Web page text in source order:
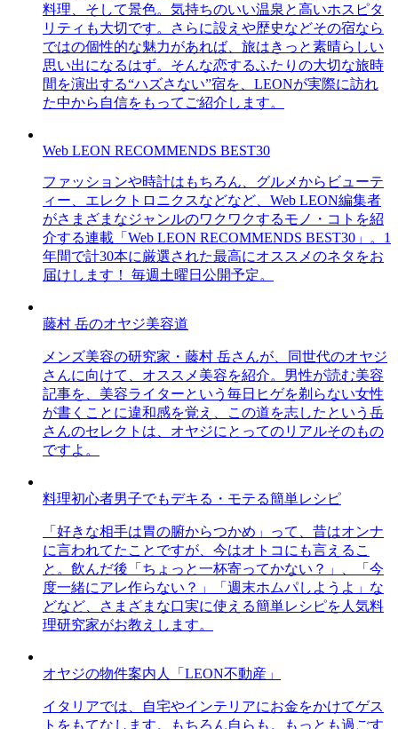
料理、そして景色。気持ちのいい温泉と高いホスピタ
リティも大切です。さらに設えや歴史などその宿なら
ではの個性的な魅力があれば、旅はきっと素晴らしい
思い出になるはず。そんな恋するふたりの大切な旅時
間を演出する“ハズさない”宿を、LEONが実際に訪れ
た中から自信をもってご紹介します。
Web LEON RECOMMENDS BEST30
ファッションや時計はもちろん、グルメからビューテ
ィー、エレクトロニクスなどなど、Web LEON編集者
がさまざまなジャンルのワクワクするモノ・コトを紹
介する連載「Web LEON RECOMMENDS BEST30」。1
年間で計30本に厳選された最高にオススメのネタをお
届けします！ 毎週土曜日公開予定。
藤村 岳のオヤジ美容道
メンズ美容の研究家・藤村 岳さんが、同世代のオヤジ
さんに向けて、オススメ美容を紹介。男性が読む美容
記事を、美容ライターという毎日ヒゲを剃らない女性
が書くことに違和感を覚え、この道を志したという岳
さんのセレクトは、オヤジにとってのリアルそのもの
ですよ。
料理初心者男子でもデキる・モテる簡単レシピ
「好きな相手は胃の腑からつかめ」って、昔はオンナ
に言われてたことですが、今はオトコにも言えるこ
と。飲んだ後「ちょっと一杯寄ってかない？」、「今
度一緒にアレ作らない？」「週末ホムパしようよ」な
どなど、さまざまな口実に使える簡単レシピを人気料
理研究家がお教えします。
オヤジの物件案内人「LEON不動産」
イタリアでは、自宅やインテリアにお金をかけてゲス
トをもてなします。もちろん自らも。もっとも過ごす